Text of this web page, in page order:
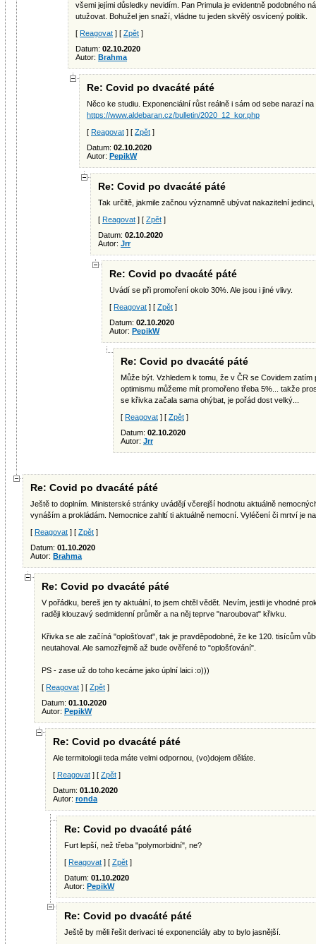
všemi jejími důsledky nevidím. Pan Primula je evidentně podobného
utužovat. Bohužel jen snaží, vládne tu jeden skvělý osvícený politik.
[ Reagovat ] [ Zpět ]
Datum: 02.10.2020
Autor: Brahma
Re: Covid po dvacáté páté
Něco ke studiu. Exponenciální růst reálně i sám od sebe narazí na
https://www.aldebaran.cz/bulletin/2020_12_kor.php
[ Reagovat ] [ Zpět ]
Datum: 02.10.2020
Autor: PepikW
Re: Covid po dvacáté páté
Tak určitě, jakmile začnou významně ubývat nakazitelní
[ Reagovat ] [ Zpět ]
Datum: 02.10.2020
Autor: Jrr
Re: Covid po dvacáté páté
Uvádí se při promoření okolo 30%. Ale jsou i jiné vlivy.
[ Reagovat ] [ Zpět ]
Datum: 02.10.2020
Autor: PepikW
Re: Covid po dvacáté páté
Může být. Vzhledem k tomu, že v ČR se Covidem
optimismu můžeme mít promořeno třeba 5%... takže
se křivka začala sama ohýbat, je pořád dost velký...
[ Reagovat ] [ Zpět ]
Datum: 02.10.2020
Autor: Jrr
Re: Covid po dvacáté páté
Ještě to doplním. Ministerské stránky uvádějí včerejší hodnotu aktuálně
vynáším a prokládám. Nemocnice zahltí ti aktuálně nemocní. Vyléčení či mrtví je
[ Reagovat ] [ Zpět ]
Datum: 01.10.2020
Autor: Brahma
Re: Covid po dvacáté páté
V pořádku, bereš jen ty aktuální, to jsem chtěl vědět. Nevím, jestli je vhodné
raději klouzavý sedmidenní průměr a na něj teprve "naroubovat" křivku.
Křivka se ale začíná "oplošťovat", tak je pravděpodobné, že ke 120. tisícům
neutahoval. Ale samozřejmě až bude ověřené to "oplošťování".
PS - zase už do toho kecáme jako úplní laici :o)))
[ Reagovat ] [ Zpět ]
Datum: 01.10.2020
Autor: PepikW
Re: Covid po dvacáté páté
Ale termitologii teda máte velmi odpornou, (vo)dojem děláte.
[ Reagovat ] [ Zpět ]
Datum: 01.10.2020
Autor: ronda
Re: Covid po dvacáté páté
Furt lepší, než třeba "polymorbidní", ne?
[ Reagovat ] [ Zpět ]
Datum: 01.10.2020
Autor: PepikW
Re: Covid po dvacáté páté
Ještě by měli řešit derivaci té exponenciály aby to bylo jasnější.